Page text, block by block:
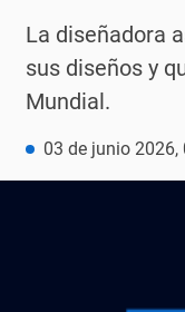
La diseñadora
sus diseños y
Mundial.
03 de junio 2026,